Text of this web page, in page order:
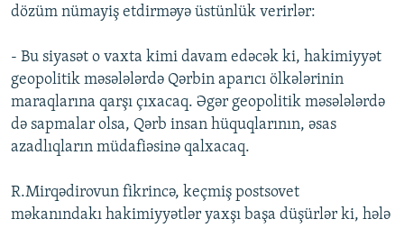
dözüm nümayiş etdirməyə üstünlük verirlər:
- Bu siyasət o vaxta kimi davam edəcək ki, hakimiyyət
geopolitik məsələlərdə Qərbin aparıcı ölkələrinin
maraqlarına qarşı çıxacaq. Əgər geopolitik məsələlərdə
də sapmalar olsa, Qərb insan hüquqlarının, əsas
azadlıqların müdafiəsinə qalxacaq.
R.Mirqədirovun fikrincə, keçmiş postsovet
məkanındakı hakimiyyətlər yaxşı başa düşürlər ki, hələ